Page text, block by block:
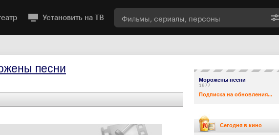
Установить на ТВ
песни
Морожены песни
1977
Подписка на обновления...
Сегодня в кино